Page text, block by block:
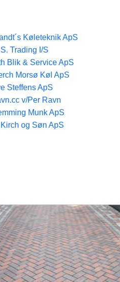
Køleteknik ApS
Trading I/S
Blik & Service ApS
Morsø Køl ApS
Steffens ApS
v/Per Ravn
Munk ApS
Kirch og Søn ApS